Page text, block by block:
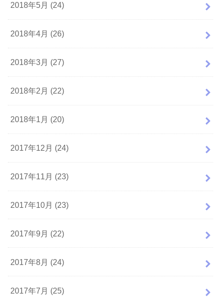
2018年5月 (24)
2018年4月 (26)
2018年3月 (27)
2018年2月 (22)
2018年1月 (20)
2017年12月 (24)
2017年11月 (23)
2017年10月 (23)
2017年9月 (22)
2017年8月 (24)
2017年7月 (25)